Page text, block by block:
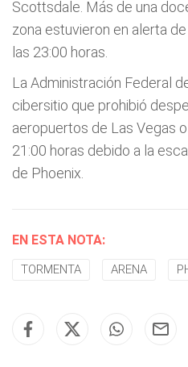
Scottsdale. Más de una
zona estuvieron en alerta
las 23:00 horas.
La Administración Federal
cibersitio que prohibió
aeropuertos de Las Vegas
21:00 horas debido a la
de Phoenix.
EN ESTA NOTA:
TORMENTA ARENA